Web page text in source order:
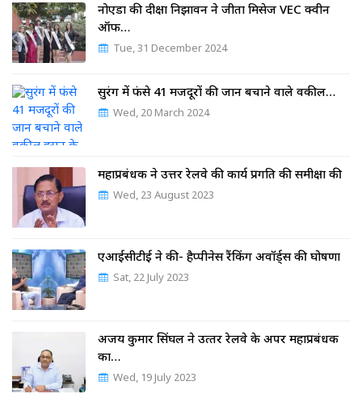
नोएडा की दीक्षा निझावन ने जीता मिसेज VEC क्वीन
ऑफ…
Tue, 31 December 2024
सुरंग में फंसे 41 मजदूरों की जान बचाने वाले वकील…
Wed, 20 March 2024
महाप्रबंधक ने उत्तर रेलवे की कार्य प्रगति की समीक्षा की
Wed, 23 August 2023
एआईसीटीई ने की- हैप्पीनेस रैंकिंग अवॉर्ड्स की घोषणा
Sat, 22 July 2023
अजय कुमार सिंघल ने उत्‍तर रेलवे के अपर महाप्रबंधक
का…
Wed, 19 July 2023